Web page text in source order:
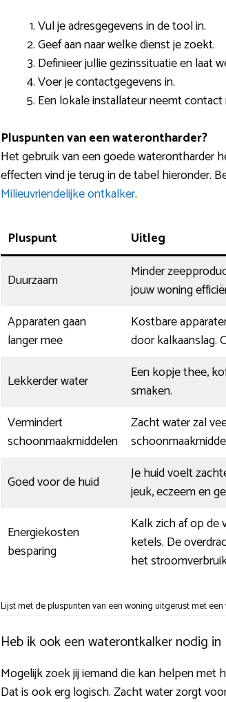
Vul je adresgegevens in de tool in.
Geef aan naar welke dienst je zoekt.
Definieer jullie gezinssituatie en laat
Voer je contactgegevens in.
Een lokale installateur neemt
Pluspunten van een waterontharder?
Het gebruik van een goede waterontharder
effecten vind je terug in de tabel hieronder.
Milieuvriendelijke ontkalker.
Pluspunt Uitleg
Duurzaam
Minder
jouw woning
Apparaten gaan
langer mee
Kostbare
door kalkaanslag.
Lekkerder water
Een kopje thee,
smaken.
Vermindert
schoonmaakmiddelen
Zacht water zal
Goed voor de huid
Je huid voelt
jeuk, eczeem en
Energiekosten
besparing
Kalk zich af op de
ketels. De
het
Lijst met de pluspunten van een woning uitgerust met
Heb ik ook een waterontkalker nodig
Mogelijk zoek jij iemand die kan helpen met
Dat is ook erg logisch. Zacht water zorgt